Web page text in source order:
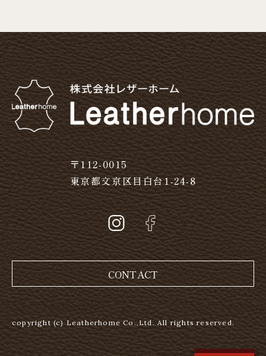
〒112-0015
東京都文京区目白台1-24-8
CONTACT
copyright (c) Leatherhome Co.,Ltd. All rights reserved.